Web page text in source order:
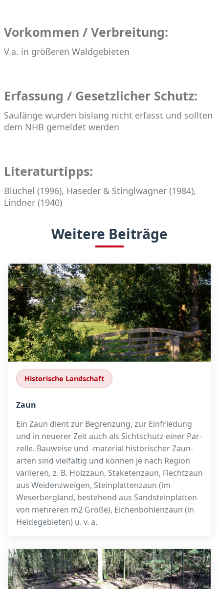
Vorkommen / Verbreitung:
V.a. in größeren Waldgebieten
Erfassung / Gesetzlicher Schutz:
Saufänge wurden bislang nicht erfasst und sollten
dem NHB gemeldet werden
Literaturtipps:
Blüchel (1996), Haseder & Stinglwagner (1984),
Lindner (1940)
Weitere Beiträge
Historische Landschaft
Zaun
Ein Zaun dient zur Begrenzung, zur Einfriedung
und in neuerer Zeit auch als Sichtschutz einer Par­
zelle. Bauweise und -material historischer Zaun­
arten sind vielfältig und können je nach Region
variieren, z. B. Holzzaun, Staketen­zaun, Flecht­zaun
aus Weidenzweigen, Steinplattenzaun (im
Weserbergland, bestehend aus Sandsteinplatten
von mehreren m2 Größe), Eichenbohlenzaun (in
Heidegebieten) u. v. a.